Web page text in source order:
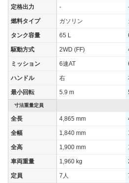
街地)
WLTCモード(郊
-
速道路)
-
JC08モード 10.8km/L
1015モード 11.6km/L
60km定地 -
定格出力 -
燃料タイプ ガソリン
タンク容量 65 L
駆動方式 2WD (FF)
ミッション 6速AT
ハンドル 右
最小回転 5.9 m
寸法重量定員
全長 4,865 mm
全幅 1,840 mm
全高 1,900 mm
車両重量 1,960 kg
定員 7人